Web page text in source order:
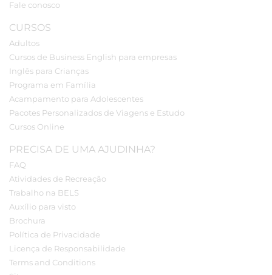
Fale conosco
CURSOS
Adultos
Cursos de Business English para empresas
Inglês para Crianças
Programa em Família
Acampamento para Adolescentes
Pacotes Personalizados de Viagens e Estudo
Cursos Online
PRECISA DE UMA AJUDINHA?
FAQ
Atividades de Recreação
Trabalho na BELS
Auxílio para visto
Brochura
Política de Privacidade
Licença de Responsabilidade
Terms and Conditions